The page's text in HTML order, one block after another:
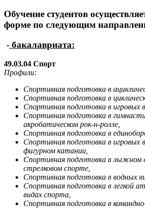
Обучение студентов
форме по следующим
- бакалавриата:
49.03.04 Спорт
Профили:
Спортивная подготовка в
Спортивная подготовка в
Спортивная подготовка в игровых
Спортивная подготовка в
акробатическом рок-н-ролле,
Спортивная подготовка в
Спортивная подготовка в игровых
фигурном катании,
Спортивная подготовка в лыжном
стрелковом спорте,
Спортивная подготовка в водных
Спортивная подготовка в легкой
видах спорта,
Спортивная подготовка в